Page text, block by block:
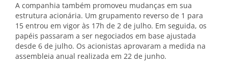
A companhia também promoveu mudanças em sua
estrutura acionária. Um grupamento reverso de 1 para
15 entrou em vigor às 17h de 2 de julho. Em seguida, os
papéis passaram a ser negociados em base ajustada
desde 6 de julho. Os acionistas aprovaram a medida na
assembleia anual realizada em 22 de junho.